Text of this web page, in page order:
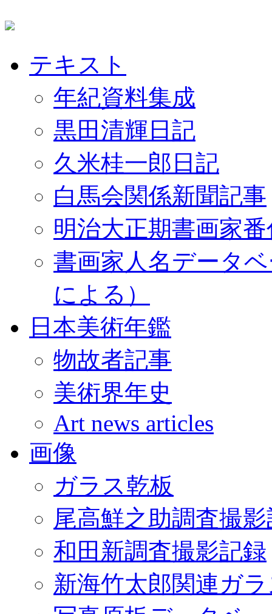
テキスト
年紀資料集成
黒田清輝日記
久米桂一郎日記
白馬会関係新聞記事
明治大正期書画家
書画家人名データ
による）
日本美術年鑑
物故者記事
美術界年史
Art news articles
画像
ガラス乾板
尾高鮮之助調査撮
和田新調査撮影記録
新海竹太郎関連ガ